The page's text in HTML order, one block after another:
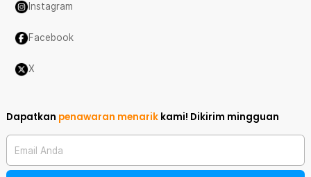
Instagram
Facebook
X
Dapatkan penawaran menarik kami! Dikirim mingguan
Email Anda